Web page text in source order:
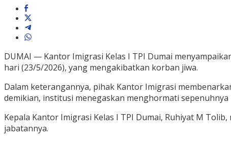
DUMAI — Kantor Imigrasi Kelas I TPI Dumai
hari (23/5/2026), yang mengakibatkan korban jiwa.
Dalam keterangannya, pihak Kantor Imigrasi
demikian, institusi menegaskan menghormati
Kepala Kantor Imigrasi Kelas I TPI Dumai, Ruhiyat M
jabatannya.